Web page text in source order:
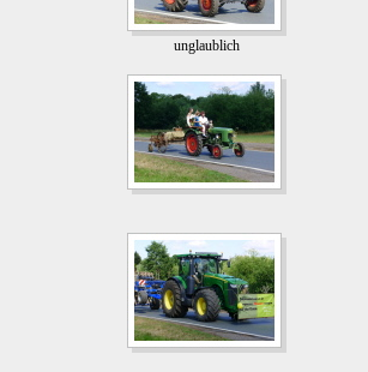
unglaublich